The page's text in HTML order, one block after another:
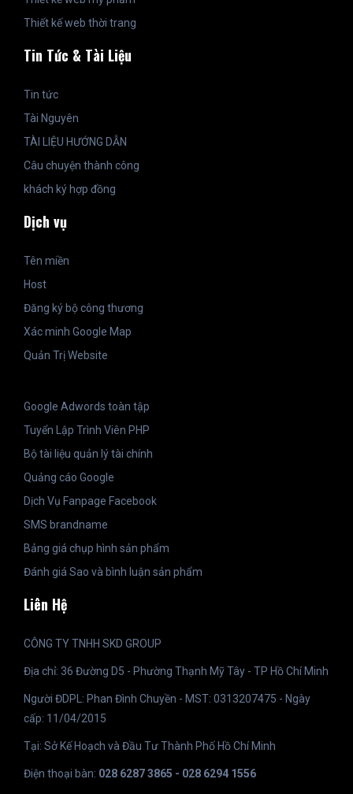
Thiết kế web thời trang
Tin Tức & Tài Liệu
Tin tức
Tài Nguyên
TÀI LIỆU HƯỚNG DẪN
Câu chuyện thành công
khách ký hợp đồng
Dịch vụ
Tên miền
Host
Đăng ký bộ công thương
Xác minh Google Map
Quản Trị Website
Google Adwords toàn tập
Tuyển Lập Trình Viên PHP
Bộ tài liệu quản lý tài chính
Quảng cáo Google
Dịch Vụ Fanpage Facebook
SMS brandname
Bảng giá chụp hình sản phẩm
Đánh giá Sao và bình luận sản phẩm
Liên Hệ
CÔNG TY TNHH SKD GROUP
Địa chỉ: 36 Đường D5 - Phường Thạnh Mỹ Tây - TP Hồ Chí Minh
Người ĐDPL: Phan Đình Chuyền - MST: 0313207475 - Ngày
cấp: 11/04/2015
Tại: Sở Kế Hoạch và Đầu Tư Thành Phố Hồ Chí Minh
Điện thoại bàn: 028 6287 3865 - 028 6294 1556